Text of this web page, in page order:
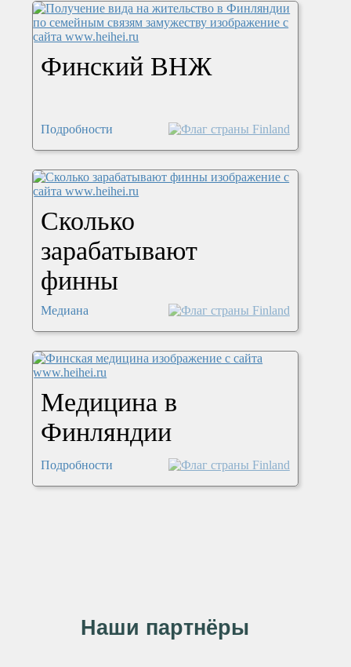
Финский ВНЖ
Подробности
Сколько
зарабатывают
финны
Медиана
Медицина в
Финляндии
Подробности
Наши партнёры